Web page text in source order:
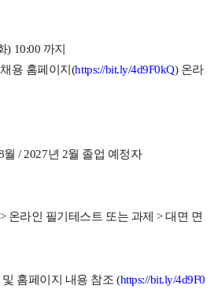
) 10:00 까지
용 홈페이지(https://bit.ly/4d9F0kQ) 온라
/ 2027년 2월 졸업 예정자
온라인 필기테스트 또는 과제> 대면 면
홈페이지 내용 참조(https://bit.ly/4d9F0